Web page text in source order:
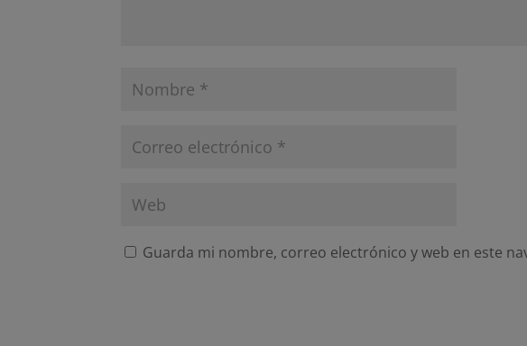
Guarda mi nombre, correo electrónico y web en este